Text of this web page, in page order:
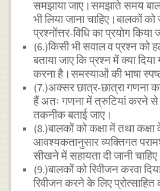
समझाया जाए।समझाते समय
भी लिया जाना चाहिए।बालकों
प्रश्नोंत्तर-विधि का प्रयोग किया
(6.)किसी भी सवाल व प्रश्न को
बताया जाए कि प्रश्न में क्या
करना है।समस्याओं की भाषा
(7.)अक्सर छात्र-छात्रा गणना
हैं अतः गणना में त्रुटियां करने
तकनीक बताई जाए।
(8.)बालकों को कक्षा में तथा कक्षा
आवश्यकतानुसार व्यक्तिगत
सीखने में सहायता दी जानी
(9.)बालकों को रिवीजन करवा
रिवीजन करने के लिए प्रोत्साहित